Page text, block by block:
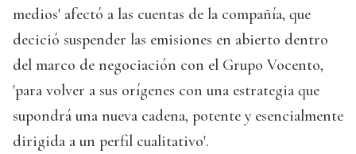
medios' afectó a las cuentas de la compañía, que
decició suspender las emisiones en abierto dentro
del marco de negociación con el Grupo Vocento,
'para volver a sus orígenes con una estrategia que
supondrá una nueva cadena, potente y esencialmente
dirigida a un perfil cualitativo'.